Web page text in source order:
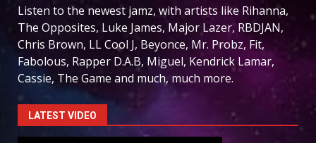
Listen to the newest jamz, with artists like Rihanna,
The Opposites, Luke James, Major Lazer, RBDJAN,
Chris Brown, LL Cool J, Beyonce, Mr. Probz, Fit,
Fabolous, Rapper D.A.B, Miguel, Kendrick Lamar,
Cassie, The Game and much, much more.
LATEST VIDEO